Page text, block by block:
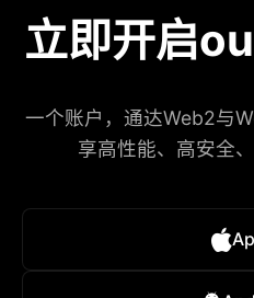
立即开启
一个账户，通达Web2与
享高性能、高安全